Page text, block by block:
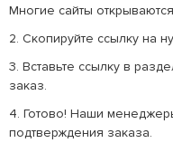
Многие сайты
2. Скопируйте ссылку на
3. Вставьте ссылку в
заказ.
4. Готово! Наши
подтверждения заказа.